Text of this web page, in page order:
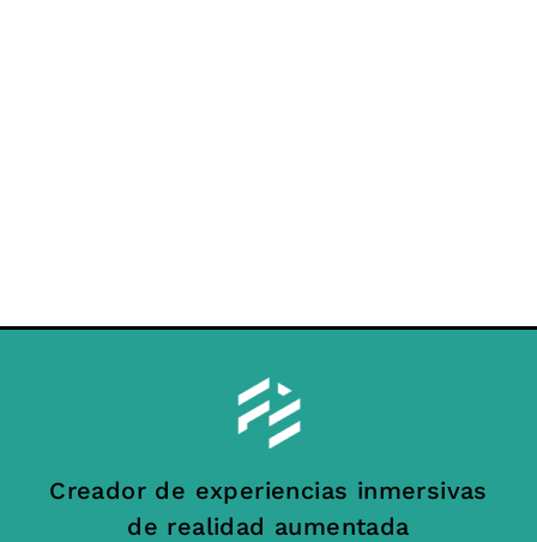
Creador de experiencias inmersivas
de realidad aumentada